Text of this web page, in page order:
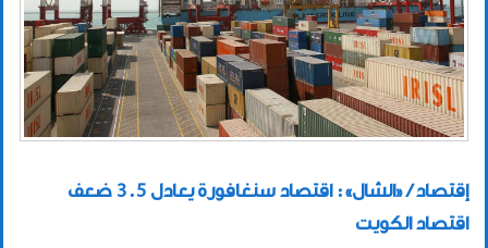
إقتصاد / «الشال»: اقتصاد سنغافورة يعادل 3.5 ضعف
اقتصاد الكويت